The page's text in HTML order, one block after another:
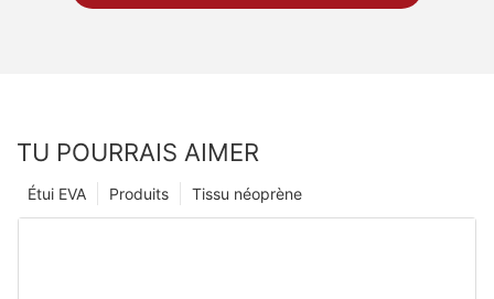
TU POURRAIS AIMER
Tissu néoprène
Produits
Étui EVA